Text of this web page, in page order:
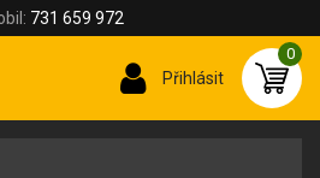
731 659 972
Přihlásit
0